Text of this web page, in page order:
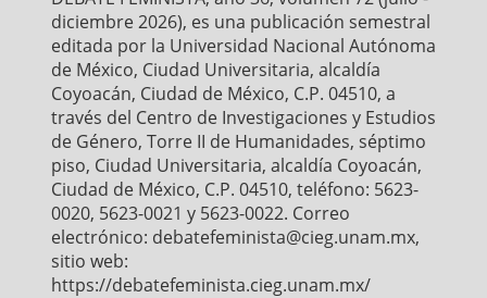
diciembre 2026), es una publicación semestral
editada por la Universidad Nacional Autónoma
de México, Ciudad Universitaria, alcaldía
Coyoacán, Ciudad de México, C.P. 04510, a
través del Centro de Investigaciones y Estudios
de Género, Torre II de Humanidades, séptimo
piso, Ciudad Universitaria, alcaldía Coyoacán,
Ciudad de México, C.P. 04510, teléfono: 5623-
0020, 5623-0021 y 5623-0022. Correo
electrónico: debatefeminista@cieg.unam.mx,
sitio web:
https://debatefeminista.cieg.unam.mx/